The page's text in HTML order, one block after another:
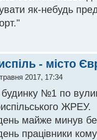
як-небудь
- місто
2017, 17:34
№1 по
ЖРЕУ.
майже минув
працівники